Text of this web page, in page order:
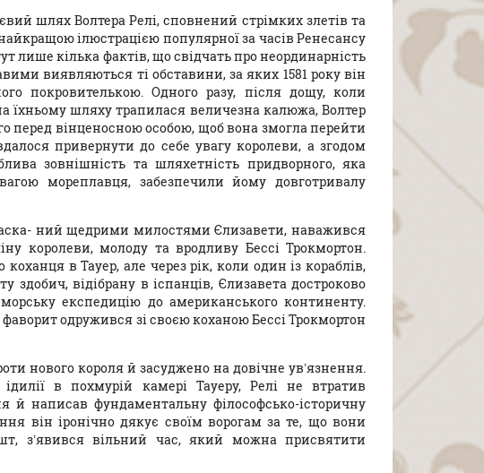
шлях Волтера Релі, сповнений стрімких злетів та
ілюстрацією популярної за часів Ренесансу
лише кілька фактів, що свідчать про неординарність
виявляються ті обставини, за яких 1581 року він
покровителькою. Одного разу, після дощу, коли
їхньому шляху трапилася величезна калюжа, Волтер
перед вінценосною особою, щоб вона змогла перейти
привернути до себе увагу королеви, а згодом
зовнішність та шляхетність придворного, яка
мореплавця, забезпечили йому довготривалу
ний щедрими милостями Єлизавети, наважився
королеви, молоду та вродливу Бессі Трокмортон.
в Тауер, але через рік, коли один із кораблів,
відібрану в іспанців, Єлизавета достроково
експедицію до американського континенту.
одружився зі своєю коханою Бессі Трокмортон
нового короля й засуджено на довічне ув’язнення.
в похмурій камері Тауеру, Релі не втратив
й написав фундаментальну філософсько-історичну
він іронічно дякує своїм ворогам за те, що вони
з’явився вільний час, який можна присвятити